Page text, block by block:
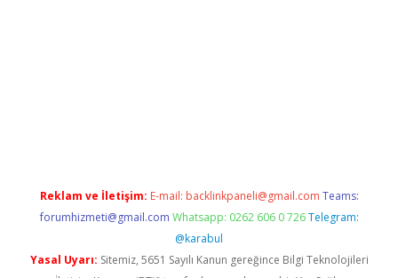
Reklam ve İletişim: E-mail: backlinkpaneli@gmail.com Teams:
forumhizmeti@gmail.com Whatsapp: 0262 606 0 726 Telegram:
@karabul
Yasal Uyarı: Sitemiz, 5651 Sayılı Kanun gereğince Bilgi Teknolojileri